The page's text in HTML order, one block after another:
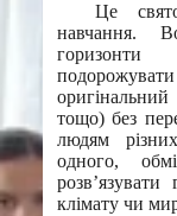
Це
навчання.
горизонти
тощо) без
людям
одного,
клімату чи